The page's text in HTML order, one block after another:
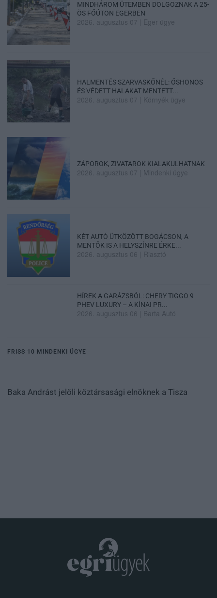
MINDHÁROM ÜTEMBEN DOLGOZNAK A 25-
ÖS FŐÚTON EGERBEN
2026. augusztus 07 Eger ügye
HALMENTÉS SZARVASKŐNÉL: ŐSHONOS
ÉS VÉDETT HALAKAT MENTETT...
2026. augusztus 07 Környék ügye
ZÁPOROK, ZIVATAROK KIALAKULHATNAK
2026. augusztus 07 Mindenki ügye
KÉT AUTÓ ÜTKÖZÖTT BOGÁCSON, A
MENTŐK IS A HELYSZÍNRE ÉRKE...
2026. augusztus 06 Riasztó
HÍREK A GARÁZSBÓL: CHERY TIGGO 9
PHEV LUXURY – A KÍNAI PR...
2026. augusztus 06 Barta Autó
FRISS 10 MINDENKI ÜGYE
Baka Andrást jelöli köztársasági elnöknek a Tisza